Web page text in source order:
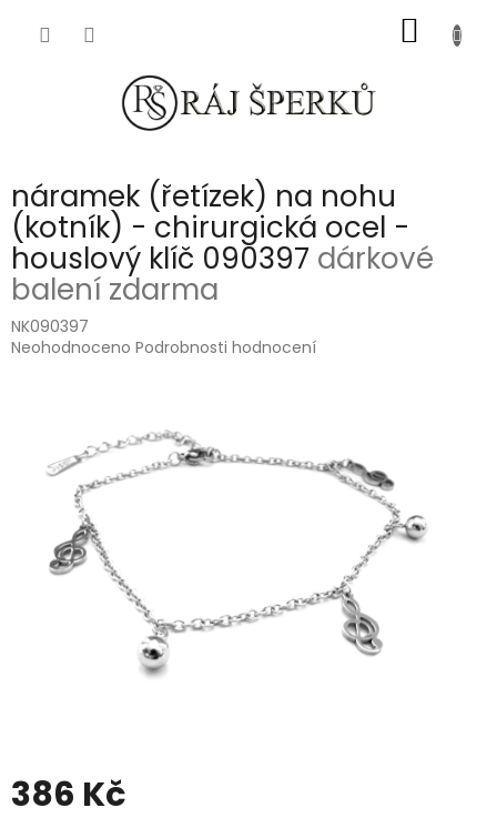
KOŠÍK
náramek (řetízek) na nohu
(kotník) - chirurgická ocel -
houslový klíč 090397 dárkové
balení zdarma
NK090397
Průměrné
hvězdiček.
Neohodnoceno Podrobnosti hodnocení
386 Kč